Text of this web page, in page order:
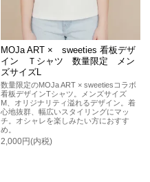
MOJa ART × sweeties 看板デザ
イン Ｔシャツ 数量限定 メン
ズサイズL
数量限定のMOJa ART × sweetiesコラボ
看板デザインTシャツ。メンズサイズ
M、オリジナリティ溢れるデザイン。着
心地抜群、幅広いスタイリングにマッ
チ。オシャレを楽しみたい方におすす
め。
2,000円(内税)